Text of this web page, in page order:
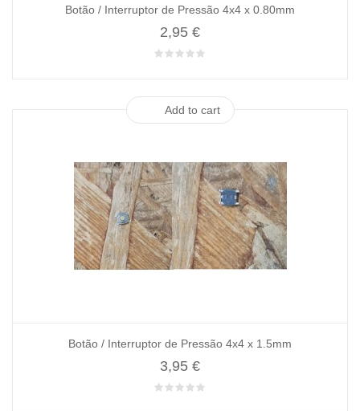
Botão / Interruptor de Pressão 4x4 x 0.80mm
2,95 €
Add to cart
Botão / Interruptor de Pressão 4x4 x 1.5mm
3,95 €